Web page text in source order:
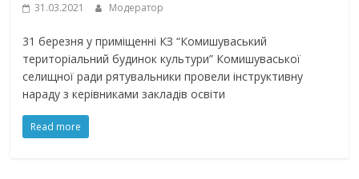
31.03.2021 Модератор
31 березня у приміщенні КЗ “Комишуваський
територіальний будинок культури” Комишуваської
селищної ради рятувальники провели інструктивну
нараду з керівниками закладів освіти
Read more